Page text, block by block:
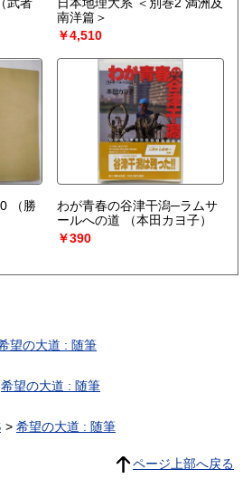
南洋篇＞
￥4,510
（勝
わが青春の谷津干潟─ラムサ
ールへの道
（本田カヨ子）
￥390
望の大道 : 随筆
希望の大道 : 随筆
希望の大道 : 随筆
ページ上部へ戻る